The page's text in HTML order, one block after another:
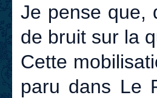
Je pense que,
de bruit sur la
Cette
paru dans Le